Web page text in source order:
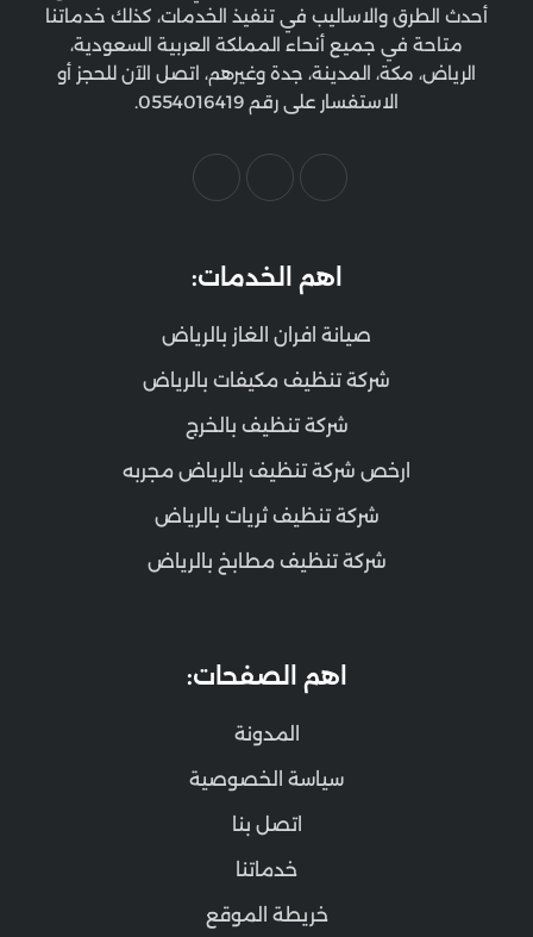
أحدث الطرق والاساليب في تنفيذ الخدمات، كذلك خدماتنا
متاحة في جميع أنحاء المملكة العربية السعودية،
الرياض، مكة، المدينة، جدة وغيرهم، اتصل الآن للحجز أو
الاستفسار على رقم 0554016419.
اهم الخدمات:
صيانة افران الغاز بالرياض
شركة تنظيف مكيفات بالرياض
شركة تنظيف بالخرج
ارخص شركة تنظيف بالرياض مجربه
شركة تنظيف ثريات بالرياض
شركة تنظيف مطابخ بالرياض
اهم الصفحات:
المدونة
سياسة الخصوصية
اتصل بنا
خدماتنا
خريطة الموقع